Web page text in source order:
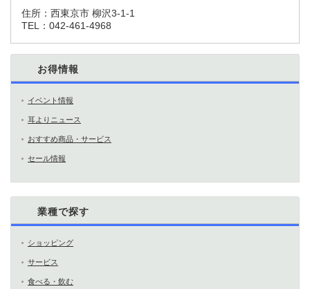
住所： 西東京市 柳沢3-1-1
TEL： 042-461-4968
お得情報
イベント情報
耳よりニュース
おすすめ商品・サービス
セール情報
業種で探す
ショッピング
サービス
食べる・飲む